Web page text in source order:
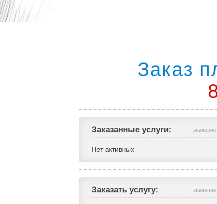
Заказ
Заказанные услуги: значение
Нет активных
Заказать услугу: значение